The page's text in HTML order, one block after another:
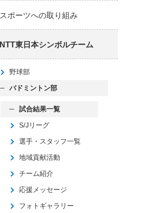
スポーツへの取り組み
NTT東日本シンボルチーム
野球部
バドミントン部
試合結果一覧
S/Jリーグ
選手・スタッフ一覧
地域貢献活動
チーム紹介
応援メッセージ
フォトギャラリー